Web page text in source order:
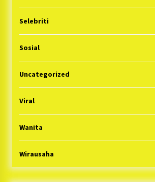
Selebriti
Sosial
Uncategorized
Viral
Wanita
Wirausaha